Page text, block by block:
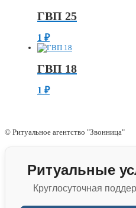
ГВП 25
1 ₽
ГВП 18
1 ₽
© Ритуальное агентство "Звонница"
Ритуальные
Круглосуточная